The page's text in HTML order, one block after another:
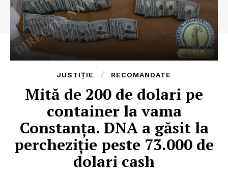
JUSTIȚIE RECOMANDATE
Mită de 200 de dolari pe
container la vama
Constanța. DNA a găsit la
percheziție peste 73.000 de
dolari cash